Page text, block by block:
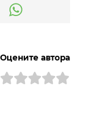
Оцените автора